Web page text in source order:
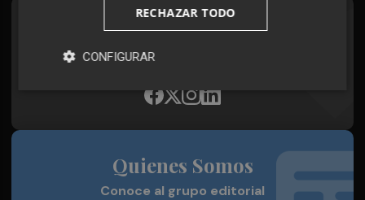
Síguenos en redes
Plaza Podcast, desde cualquier medio
Quienes Somos
Conoce al grupo editorial
RECHAZAR TODO
CONFIGURAR